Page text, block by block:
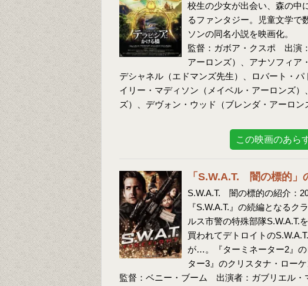
校生の少女が出会い、森の中
るファンタジー。児童文学で
ソンの同名小説を映画化。
監督：ガボア・クスポ 出演
アーロンズ）、アナソフィア
デシャネル（エドマンズ先生）、ロバート・
イリー・マディソン（メイベル・アーロンズ
ズ）、デヴォン・ウッド（ブレンダ・アーロン
この映画のあら
「S.W.A.T. 闇の標的」
S.W.A.T. 闇の標的の紹介：
『S.W.A.T.』の続編となる
ルス市警の特殊部隊S.W.A.T.
買われてデトロイトの
が…。『ターミネーター2』
ター3』のクリスタナ・ロー
監督：ベニー・ブーム 出演者：ガブリエル・